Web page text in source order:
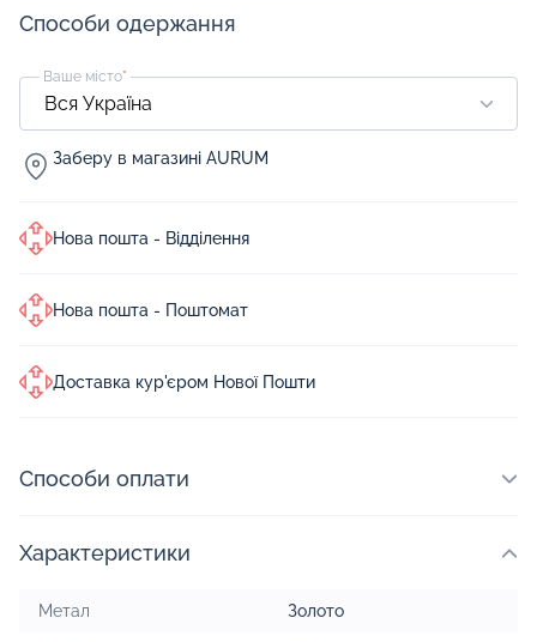
Способи одержання
Ваше місто*
Заберу в магазині AURUM
Нова пошта - Відділення
Нова пошта - Поштомат
Доставка кур'єром Нової Пошти
Способи оплати
Характеристики
Метал Золото